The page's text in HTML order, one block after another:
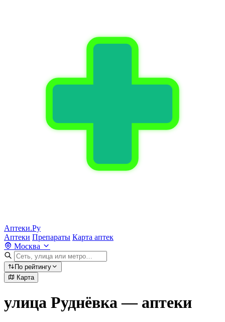
Аптеки.Ру
Аптеки Препараты Карта аптек
Москва
По рейтингу
Карта
улица Руднёвка — аптеки